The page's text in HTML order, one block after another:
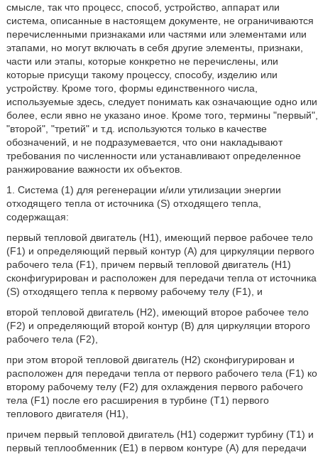
смысле, так что процесс, способ, устройство, аппарат или
система, описанные в настоящем документе, не ограничиваются
перечисленными признаками или частями или элементами или
этапами, но могут включать в себя другие элементы, признаки,
части или этапы, которые конкретно не перечислены, или
которые присущи такому процессу, способу, изделию или
устройству. Кроме того, формы единственного числа,
используемые здесь, следует понимать как означающие одно или
более, если явно не указано иное. Кроме того, термины ʺпервыйʺ,
ʺвторойʺ, ʺтретийʺ и т.д. используются только в качестве
обозначений, и не подразумевается, что они накладывают
требования по численности или устанавливают определенное
ранжирование важности их объектов.
1. Система (1) для регенерации и/или утилизации энергии
отходящего тепла от источника (S) отходящего тепла,
содержащая:
первый тепловой двигатель (Н1), имеющий первое рабочее тело
(F1) и определяющий первый контур (А) для циркуляции первого
рабочего тела (F1), причем первый тепловой двигатель (H1)
сконфигурирован и расположен для передачи тепла от источника
(S) отходящего тепла к первому рабочему телу (F1), и
второй тепловой двигатель (Н2), имеющий второе рабочее тело
(F2) и определяющий второй контур (В) для циркуляции второго
рабочего тела (F2),
при этом второй тепловой двигатель (Н2) сконфигурирован и
расположен для передачи тепла от первого рабочего тела (F1) ко
второму рабочему телу (F2) для охлаждения первого рабочего
тела (F1) после его расширения в турбине (T1) первого
теплового двигателя (H1),
причем первый тепловой двигатель (Н1) содержит турбину (T1) и
первый теплообменник (E1) в первом контуре (A) для передачи